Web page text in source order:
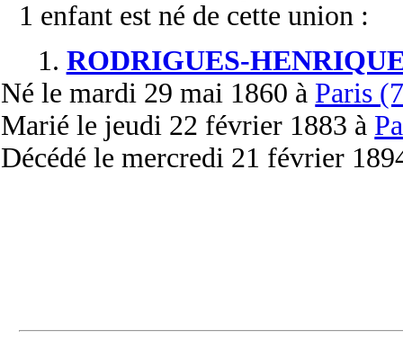
1 enfant est né de cette union :
1. RODRIGUES-
Né le mardi 29 mai 1860 à Paris
Marié le jeudi 22 février 1883 à
Décédé le mercredi 21 février